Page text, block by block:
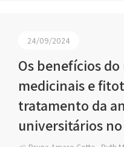
24/09/2024
Os benefícios
medicinais e
tratamento da
universitários